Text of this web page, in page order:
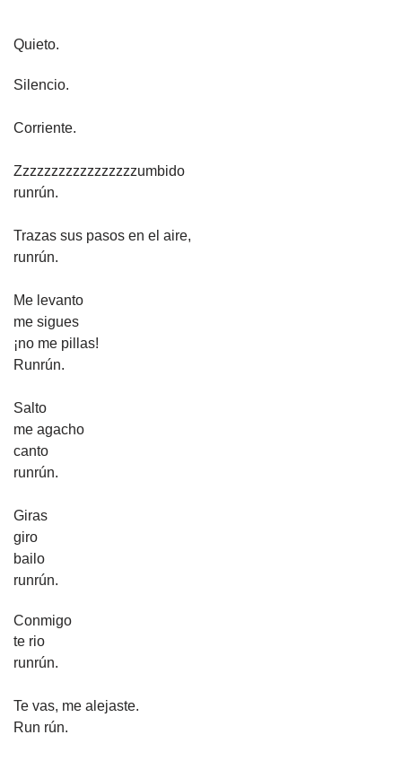
Quieto.
Silencio.
Corriente.
Zzzzzzzzzzzzzzzzzumbido
runrún.
Trazas sus pasos en el aire,
runrún.
Me levanto
me sigues
¡no me pillas!
Runrún.
Salto
me agacho
canto
runrún.
Giras
giro
bailo
runrún.
Conmigo
te rio
runrún.
Te vas, me alejaste.
Run rún.